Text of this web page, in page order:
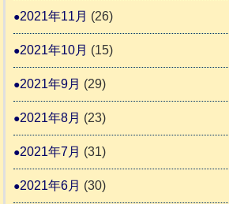
2021年11月 (26)
2021年10月 (15)
2021年9月 (29)
2021年8月 (23)
2021年7月 (31)
2021年6月 (30)